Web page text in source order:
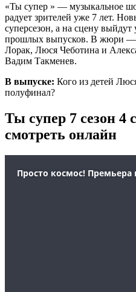
«Ты супер » — музыкальное
радует зрителей уже 7 лет.
суперсезон, а на сцену выйдут
прошлых выпусков. В жюри —
Лорак, Люся Чеботина и
Вадим Такменев.
В выпуске: Кого из детей
полуфинал?
Ты супер 7 сезон 4
смотреть онлайн